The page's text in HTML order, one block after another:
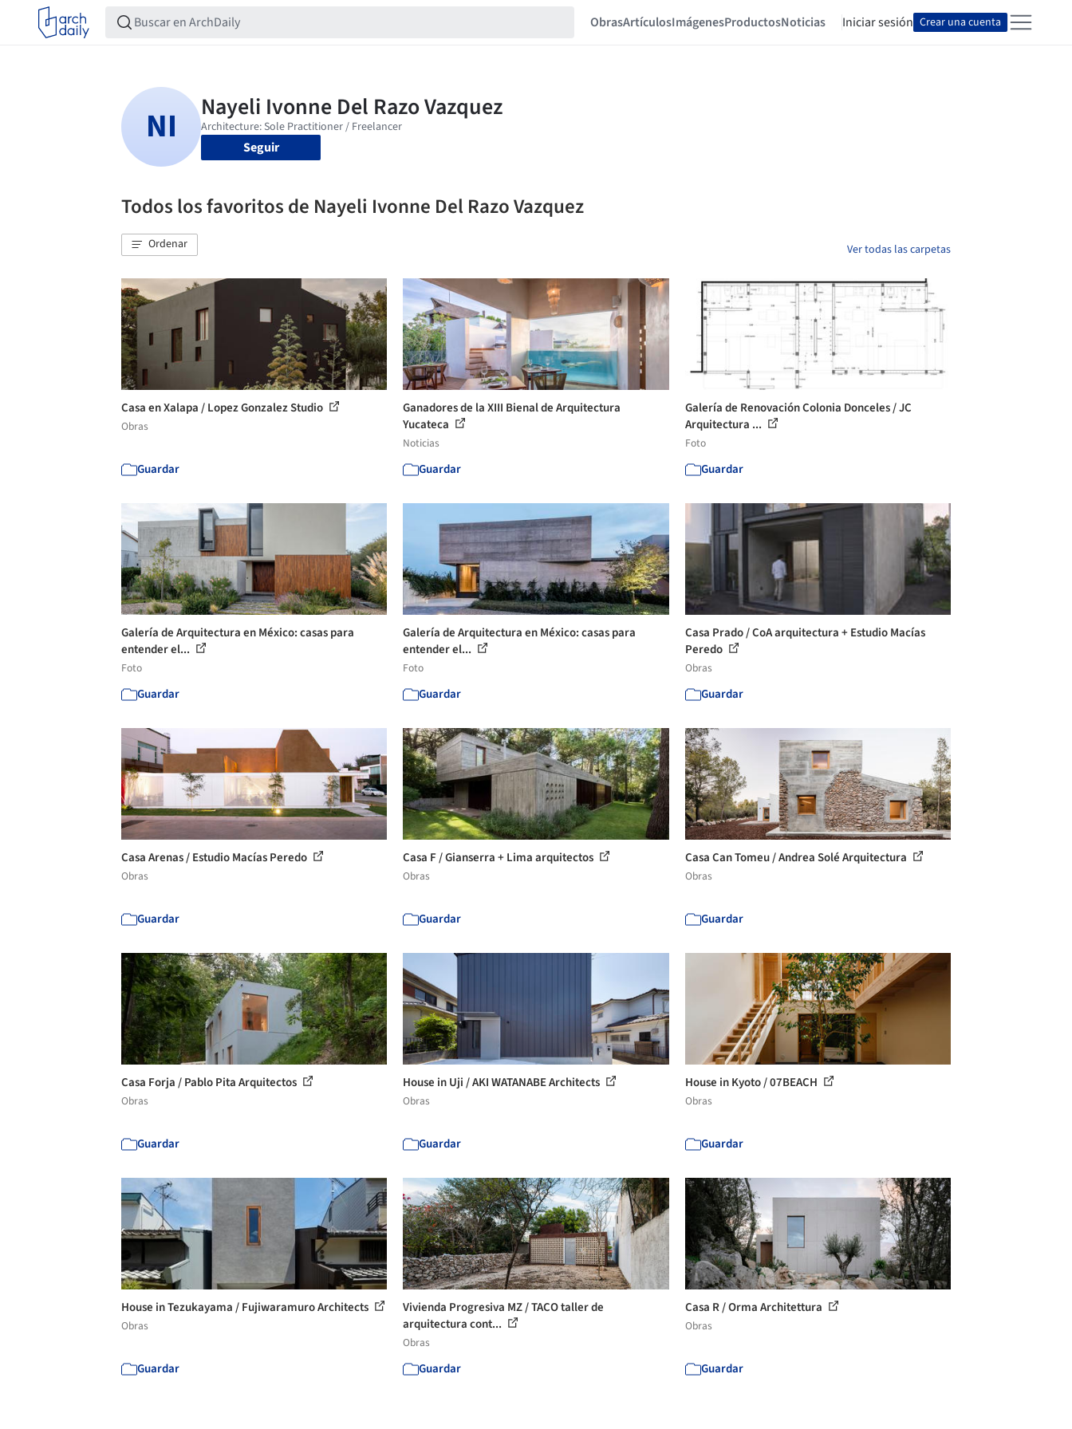
ObrasArtículosImágenesProductosNoticias Iniciar sesión Crear una cuenta
Seguir
Todos los favoritos de Nayeli Ivonne Del Razo Vazquez
Ordenar Ver todas las carpetas
Casa en Xalapa / Lopez Gonzalez Studio
Obras
Guardar
Ganadores de la XIII Bienal de Arquitectura
Yucateca
Noticias
Guardar
Galería de Renovación Colonia Donceles / JC
Arquitectura ...
Foto
Guardar
Galería de Arquitectura en México: casas para
entender el...
Foto
Guardar
Galería de Arquitectura en México: casas para
entender el...
Foto
Guardar
Casa Prado / CoA arquitectura + Estudio Macías
Peredo
Obras
Guardar
Casa Arenas / Estudio Macías Peredo
Obras
Guardar
Casa F / Gianserra + Lima arquitectos
Obras
Guardar
Casa Can Tomeu / Andrea Solé Arquitectura
Obras
Guardar
Casa Forja / Pablo Pita Arquitectos
Obras
Guardar
House in Uji / AKI WATANABE Architects
Obras
Guardar
House in Kyoto / 07BEACH
Obras
Guardar
House in Tezukayama / Fujiwaramuro Architects
Obras
Guardar
Vivienda Progresiva MZ / TACO taller de
arquitectura cont...
Obras
Guardar
Casa R / Orma Architettura
Obras
Guardar